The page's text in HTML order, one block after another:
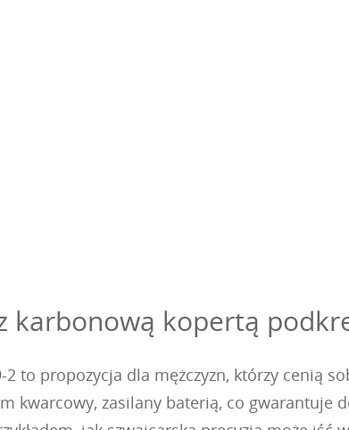
karbonową kopertą
to propozycja dla mężczyzn, którzy cenią
kwarcowy, zasilany baterią, co gwarantuje